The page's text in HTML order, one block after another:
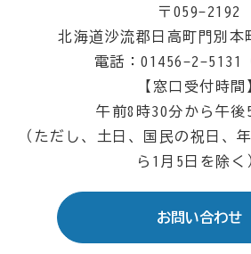
〒059-2192
北海道沙流郡日高町門別本
電話：01456-2-5131
【窓口受付時間
午前8時30分から午後
（ただし、土日、国民の祝日、
ら1月5日を除く
お問い合わせ